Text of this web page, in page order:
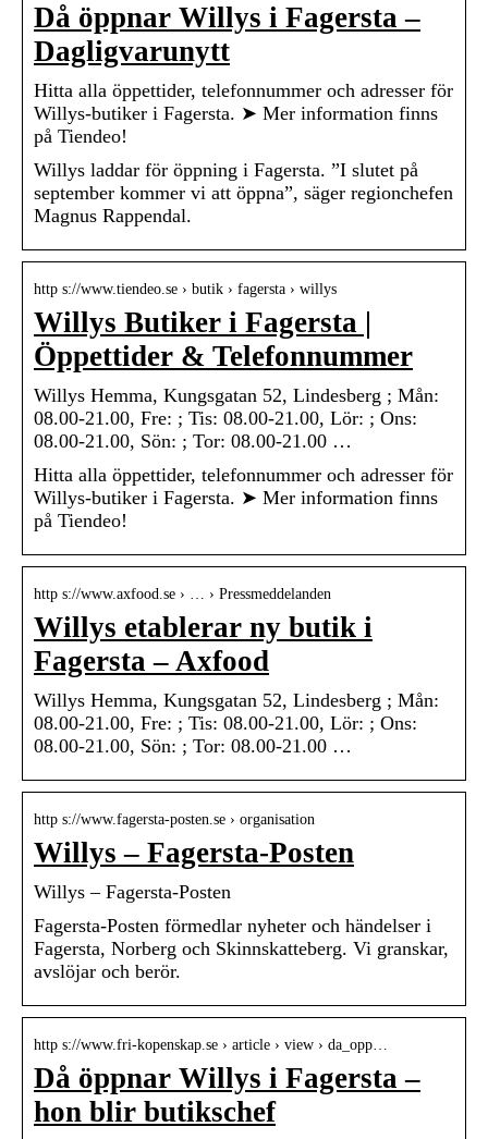
Då öppnar Willys i Fagersta –
Dagligvarunytt
Hitta alla öppettider, telefonnummer och adresser för
Willys-butiker i Fagersta. ➤ Mer information finns
på Tiendeo!
Willys laddar för öppning i Fagersta. ”I slutet på
september kommer vi att öppna”, säger regionchefen
Magnus Rappendal.
http s://www.tiendeo.se › butik › fagersta › willys
Willys Butiker i Fagersta |
Öppettider & Telefonnummer
Willys Hemma, Kungsgatan 52, Lindesberg ; Mån:
08.00-21.00, Fre: ; Tis: 08.00-21.00, Lör: ; Ons:
08.00-21.00, Sön: ; Tor: 08.00-21.00 …
Hitta alla öppettider, telefonnummer och adresser för
Willys-butiker i Fagersta. ➤ Mer information finns
på Tiendeo!
http s://www.axfood.se › … › Pressmeddelanden
Willys etablerar ny butik i
Fagersta – Axfood
Willys Hemma, Kungsgatan 52, Lindesberg ; Mån:
08.00-21.00, Fre: ; Tis: 08.00-21.00, Lör: ; Ons:
08.00-21.00, Sön: ; Tor: 08.00-21.00 …
http s://www.fagersta-posten.se › organisation
Willys – Fagersta-Posten
Willys – Fagersta-Posten
Fagersta-Posten förmedlar nyheter och händelser i
Fagersta, Norberg och Skinnskatteberg. Vi granskar,
avslöjar och berör.
http s://www.fri-kopenskap.se › article › view › da_opp…
Då öppnar Willys i Fagersta –
hon blir butikschef